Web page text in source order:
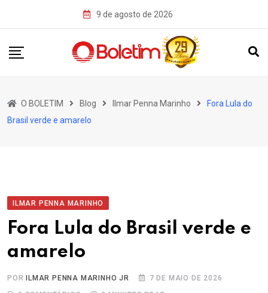
9 de agosto de 2026
O BOLETIM Blog Ilmar Penna Marinho
Fora Lula do
Brasil verde e amarelo
ILMAR PENNA MARINHO
Fora Lula do Brasil verde e
amarelo
POR ILMAR PENNA MARINHO JR
7 DE MAIO DE 2026